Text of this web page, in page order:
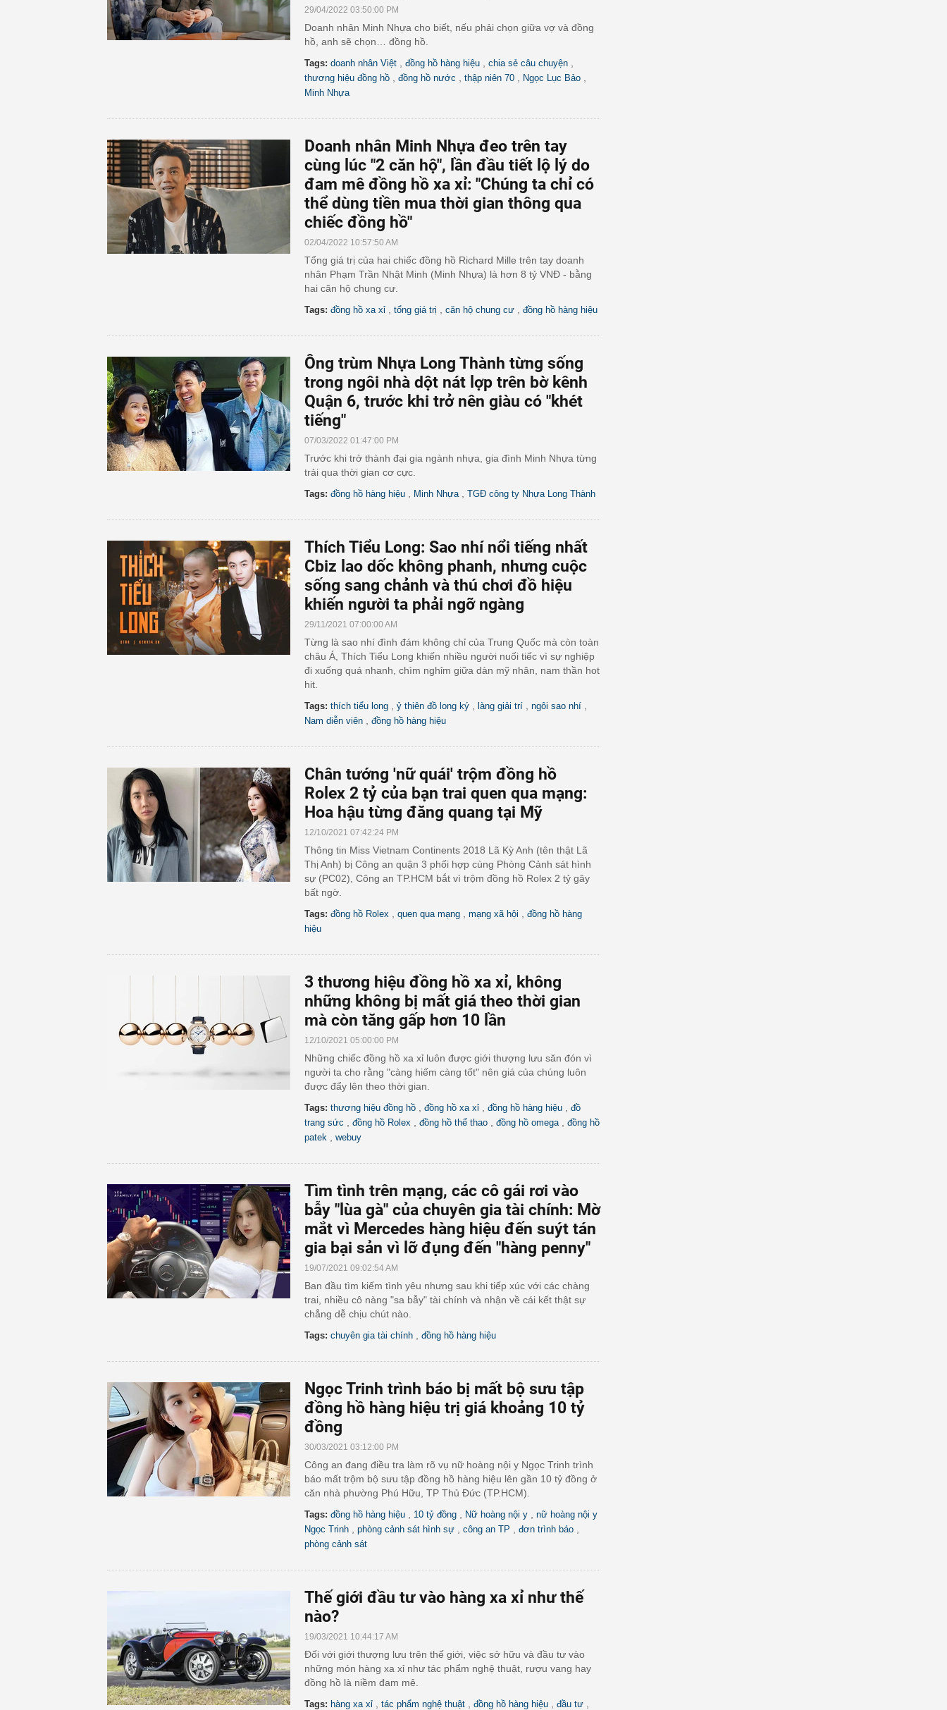
29/04/2022 03:50:00 PM
Doanh nhân Minh Nhựa cho biết, nếu phải chọn giữa vợ và đồng
hồ, anh sẽ chọn… đồng hồ.
Tags: doanh nhân Việt đồng hồ hàng hiệu chia sẻ câu chuyện
thương hiệu đồng hồ đồng hồ nước thập niên 70 Ngọc Lục Bảo
Minh Nhựa
Doanh nhân Minh Nhựa đeo trên tay
cùng lúc "2 căn hộ", lần đầu tiết lộ lý do
đam mê đồng hồ xa xỉ: "Chúng ta chỉ có
thể dùng tiền mua thời gian thông qua
chiếc đồng hồ"
02/04/2022 10:57:50 AM
Tổng giá trị của hai chiếc đồng hồ Richard Mille trên tay doanh
nhân Phạm Trần Nhật Minh (Minh Nhựa) là hơn 8 tỷ VNĐ - bằng
hai căn hộ chung cư.
Tags: đồng hồ xa xỉ tổng giá trị căn hộ chung cư đồng hồ hàng hiệu
Ông trùm Nhựa Long Thành từng sống
trong ngôi nhà dột nát lợp trên bờ kênh
Quận 6, trước khi trở nên giàu có "khét
tiếng"
07/03/2022 01:47:00 PM
Trước khi trở thành đại gia ngành nhựa, gia đình Minh Nhựa từng
trải qua thời gian cơ cực.
Tags: đồng hồ hàng hiệu Minh Nhựa TGĐ công ty Nhựa Long Thành
Thích Tiểu Long: Sao nhí nổi tiếng nhất
Cbiz lao dốc không phanh, nhưng cuộc
sống sang chảnh và thú chơi đồ hiệu
khiến người ta phải ngỡ ngàng
29/11/2021 07:00:00 AM
Từng là sao nhí đình đám không chỉ của Trung Quốc mà còn toàn
châu Á, Thích Tiểu Long khiến nhiều người nuối tiếc vì sự nghiệp
đi xuống quá nhanh, chìm nghỉm giữa dàn mỹ nhân, nam thần hot
hit.
Tags: thích tiểu long ỷ thiên đồ long ký làng giải trí ngôi sao nhí
Nam diễn viên đồng hồ hàng hiệu
Chân tướng 'nữ quái' trộm đồng hồ
Rolex 2 tỷ của bạn trai quen qua mạng:
Hoa hậu từng đăng quang tại Mỹ
12/10/2021 07:42:24 PM
Thông tin Miss Vietnam Continents 2018 Lã Kỳ Anh (tên thật Lã
Thị Anh) bị Công an quận 3 phối hợp cùng Phòng Cảnh sát hình
sự (PC02), Công an TP.HCM bắt vì trộm đồng hồ Rolex 2 tỷ gây
bất ngờ.
Tags: đồng hồ Rolex quen qua mạng mạng xã hội
đồng hồ hàng
hiệu
3 thương hiệu đồng hồ xa xỉ, không
những không bị mất giá theo thời gian
mà còn tăng gấp hơn 10 lần
12/10/2021 05:00:00 PM
Những chiếc đồng hồ xa xỉ luôn được giới thượng lưu săn đón vì
người ta cho rằng "càng hiếm càng tốt" nên giá của chúng luôn
được đẩy lên theo thời gian.
Tags: thương hiệu đồng hồ đồng hồ xa xỉ đồng hồ hàng hiệu
đồ
trang sức
đồng hồ Rolex đồng hồ thể thao đồng hồ omega
đồng hồ
patek
webuy
Tìm tình trên mạng, các cô gái rơi vào
bẫy "lùa gà" của chuyên gia tài chính: Mờ
mắt vì Mercedes hàng hiệu đến suýt tán
gia bại sản vì lỡ đụng đến "hàng penny"
19/07/2021 09:02:54 AM
Ban đầu tìm kiếm tình yêu nhưng sau khi tiếp xúc với các chàng
trai, nhiều cô nàng "sa bẫy" tài chính và nhận về cái kết thật sự
chẳng dễ chịu chút nào.
Tags: chuyên gia tài chính đồng hồ hàng hiệu
Ngọc Trinh trình báo bị mất bộ sưu tập
đồng hồ hàng hiệu trị giá khoảng 10 tỷ
đồng
30/03/2021 03:12:00 PM
Công an đang điều tra làm rõ vụ nữ hoàng nội y Ngọc Trinh trình
báo mất trộm bộ sưu tập đồng hồ hàng hiệu lên gần 10 tỷ đồng ở
căn nhà phường Phú Hữu, TP Thủ Đức (TP.HCM).
Tags: đồng hồ hàng hiệu 10 tỷ đồng Nữ hoàng nội y
nữ hoàng nội y
Ngọc Trinh
phòng cảnh sát hình sự công an TP đơn trình báo
phòng cảnh sát
Thế giới đầu tư vào hàng xa xỉ như thế
nào?
19/03/2021 10:44:17 AM
Đối với giới thượng lưu trên thế giới, việc sở hữu và đầu tư vào
những món hàng xa xỉ như tác phẩm nghệ thuật, rượu vang hay
đồng hồ là niềm đam mê.
Tags: hàng xa xỉ tác phẩm nghệ thuật đồng hồ hàng hiệu đầu tư